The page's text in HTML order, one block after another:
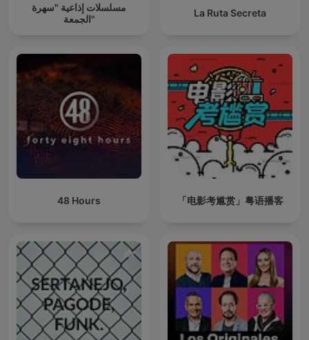
مسلسلات إذاعية "سهرة
الجمعة"
La Ruta Secreta
48 Hours 「电影考尴赏」粤语播客